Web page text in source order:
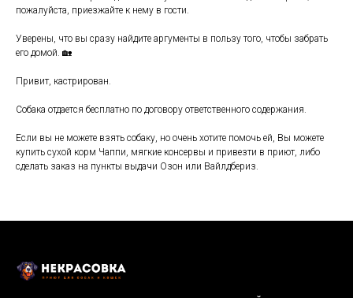
пожалуйста, приезжайте к нему в гости.
Уверены, что вы сразу найдите аргументы в пользу того, чтобы забрать
его домой. 🏡
Привит, кастрирован.
Собака отдается бесплатно по договору ответственного содержания.
Если вы не можете взять собаку, но очень хотите помочь ей, Вы можете
купить сухой корм Чаппи, мягкие консервы и привезти в приют, либо
сделать заказ на пункты выдачи Озон или Вайлдбериз.